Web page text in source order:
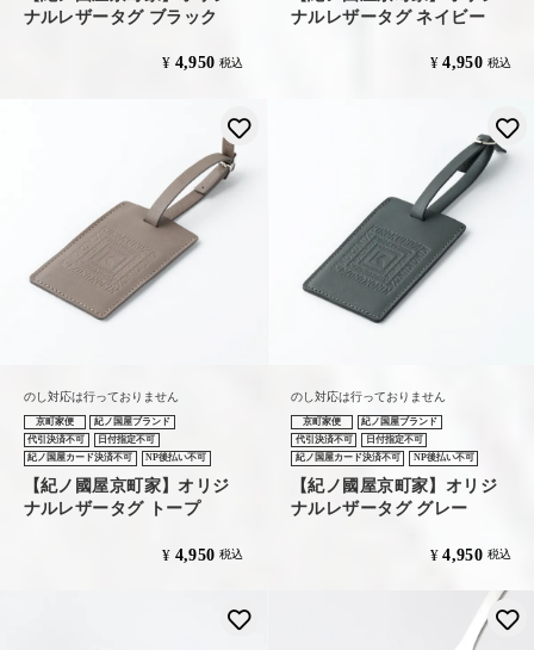
ナルレザータグ ブラック
¥ 4,950 税込
ナルレザータグ ネイビー
¥ 4,950 税込
のし対応は行っておりません
京町家便
紀ノ国屋ブランド
代引決済不可
日付指定不可
紀ノ国屋カード決済不可
NP後払い不可
【紀ノ國屋京町家】オリジ
ナルレザータグ トープ
¥ 4,950 税込
のし対応は行っておりません
京町家便
紀ノ国屋ブランド
代引決済不可
日付指定不可
紀ノ国屋カード決済不可
NP後払い不可
【紀ノ國屋京町家】オリジ
ナルレザータグ グレー
¥ 4,950 税込